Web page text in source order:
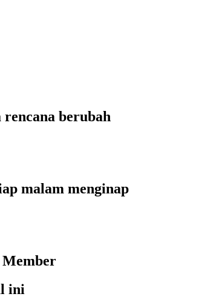
berubah
malam menginap
Member
ini